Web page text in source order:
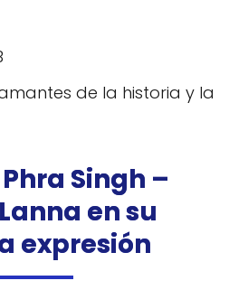
de la historia y la
Phra Singh –
en su
expresión